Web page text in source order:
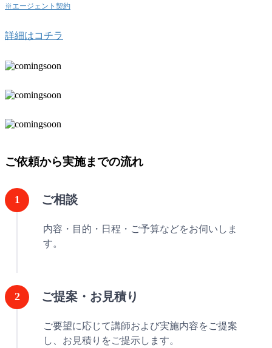
※エージェント契約
詳細はコチラ
ご依頼から実施までの流れ
ご相談
内容・目的・日程・ご予算などをお伺いしま
す。
ご提案・お見積り
ご要望に応じて講師および実施内容をご提案
し、お見積りをご提示します。